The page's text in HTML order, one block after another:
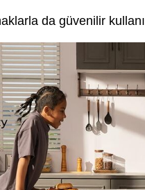
da güvenilir